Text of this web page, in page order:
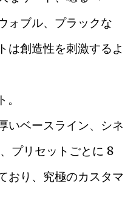
ォブル、プラックな
は創造性を刺激するよ
いベースライン、シネ
プリセットごとに 8
おり、究極のカスタマ